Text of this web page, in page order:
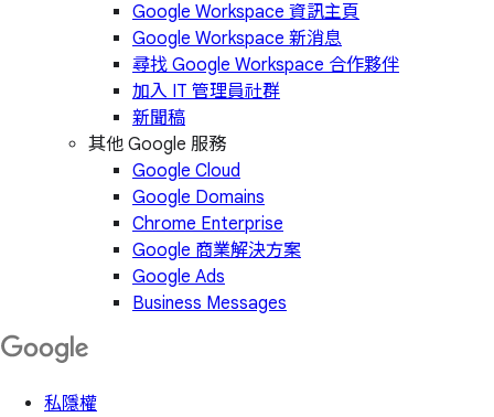
Google Workspace 資訊主頁
Google Workspace 新消息
尋找 Google Workspace 合作夥伴
加入 IT 管理員社群
新聞稿
其他 Google 服務
Google Cloud
Google Domains
Chrome Enterprise
Google 商業解決方案
Google Ads
Business Messages
私隱權